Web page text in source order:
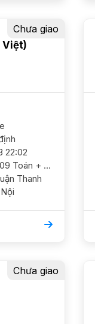
Việt)
Chưa giao
22:02
Yêu cầu khác: QT8809 Toán + Văn 9/ HS nam/ HL Khá/ THCS Trưng Vương HS học hệ song bằng Cambridge Cần GS ôn luyện chắc kiến thức nâng cao và luyện đề thi cấp 3 chuyên Mục tiêu thi Chuyên Anh trường CVA, Nguyễn Huệ, chuyên Sư phạm Dạy tại nhà ĐC, Ngã Tư Sở, Thanh Xuân YC GS nam nữ ok, có kinh nghiệm ôn chuyên Học phí 200 - 300k, tách GS
Chưa giao